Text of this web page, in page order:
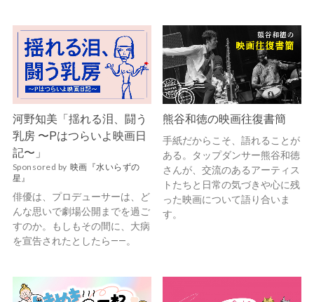
河野知美「揺れる泪、闘う
乳房 〜Pはつらいよ映画日
記〜」
Sponsored by 映画『水いらずの
星』
俳優は、プロデューサーは、ど
んな思いで劇場公開までを過ご
すのか。もしもその間に、大病
を宣告されたとしたら——。
熊谷和徳の映画往復書簡
手紙だからこそ、語れることが
ある。タップダンサー熊谷和徳
さんが、交流のあるアーティス
トたちと日常の気づきや心に残
った映画について語り合いま
す。